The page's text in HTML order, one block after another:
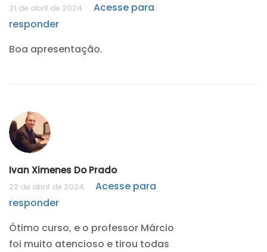
21 de abril de 2024
Acesse para
responder
Boa apresentação.
Ivan Ximenes Do Prado
22 de abril de 2024
Acesse para
responder
Ótimo curso, e o professor Márcio
foi muito atencioso e tirou todas